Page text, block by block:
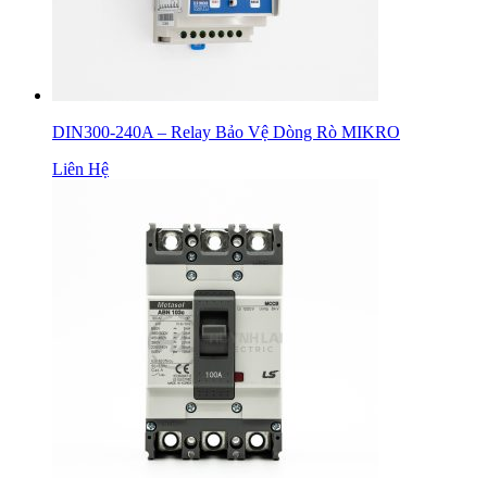
DIN300-240A – Relay Bảo Vệ Dòng Rò MIKRO
Liên Hệ